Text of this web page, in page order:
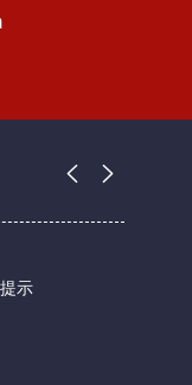
证券业协会
示